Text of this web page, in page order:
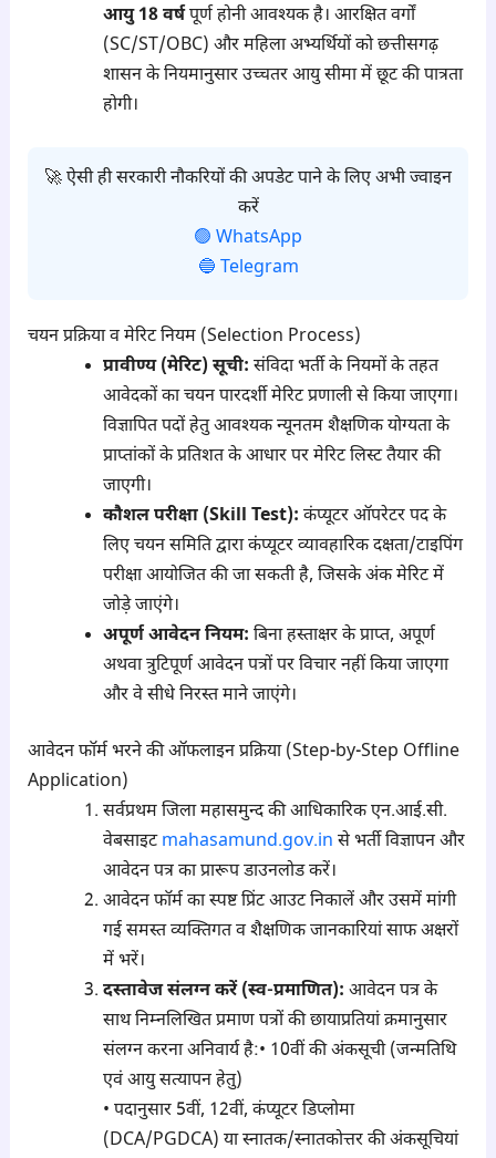
आयु 18 वर्षपूर्ण होनी आवश्यक है। आरक्षित वर्गों
(SC/ST/OBC) और महिला अभ्यर्थियों को छत्तीसगढ़
शासन के नियमानुसार उच्चतर आयु सीमा में छूट की पात्रता
होगी।
🚀 ऐसी ही सरकारी नौकरियों की अपडेट पाने के लिए अभी ज्वाइन
करें
🟢 WhatsApp
🔵 Telegram
चयन प्रक्रिया व मेरिट नियम (Selection Process)
प्रावीण्य (मेरिट) सूची: संविदा भर्ती के नियमों के तहत
आवेदकों का चयन पारदर्शी मेरिट प्रणाली से किया जाएगा।
विज्ञापित पदों हेतु आवश्यक न्यूनतम शैक्षणिक योग्यता के
प्राप्तांकों के प्रतिशत के आधार पर मेरिट लिस्ट तैयार की
जाएगी।
कौशल परीक्षा (Skill Test): कंप्यूटर ऑपरेटर पद के
लिए चयन समिति द्वारा कंप्यूटर व्यावहारिक दक्षता/टाइपिंग
परीक्षा आयोजित की जा सकती है, जिसके अंक मेरिट में
जोड़े जाएंगे।
अपूर्ण आवेदन नियम: बिना हस्ताक्षर के प्राप्त, अपूर्ण
अथवा त्रुटिपूर्ण आवेदन पत्रों पर विचार नहीं किया जाएगा
और वे सीधे निरस्त माने जाएंगे।
आवेदन फॉर्म भरने की ऑफलाइन प्रक्रिया (Step-by-Step Offline
Application)
सर्वप्रथम जिला महासमुन्द की आधिकारिक एन.आई.सी.
वेबसाइटmahasamund.gov.in से भर्ती विज्ञापन और
आवेदन पत्र का प्रारूप डाउनलोड करें।
आवेदन फॉर्म का स्पष्ट प्रिंट आउट निकालें और उसमें मांगी
गई समस्त व्यक्तिगत व शैक्षणिक जानकारियां साफ अक्षरों
में भरें।
दस्तावेज संलग्न करें (स्व-प्रमाणित): आवेदन पत्र के
साथ निम्नलिखित प्रमाण पत्रों की छायाप्रतियां क्रमानुसार
संलग्न करना अनिवार्य है:• 10वीं की अंकसूची (जन्मतिथि
एवं आयु सत्यापन हेतु)
• पदानुसार 5वीं, 12वीं, कंप्यूटर डिप्लोमा
(DCA/PGDCA) या स्नातक/स्नातकोत्तर की अंकसूचियां